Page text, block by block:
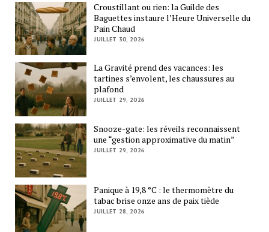
Croustillant ou rien: la Guilde des
Baguettes instaure l’Heure Universelle du
Pain Chaud
JUILLET 30, 2026
La Gravité prend des vacances: les
tartines s’envolent, les chaussures au
plafond
JUILLET 29, 2026
Snooze-gate: les réveils reconnaissent
une “gestion approximative du matin”
JUILLET 29, 2026
Panique à 19,8 °C : le thermomètre du
tabac brise onze ans de paix tiède
JUILLET 28, 2026